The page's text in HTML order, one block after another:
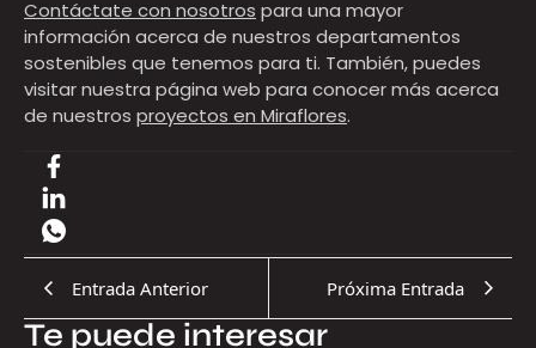
Contáctate con nosotros para una mayor
información acerca de nuestros departamentos
sostenibles que tenemos para ti. También, puedes
visitar nuestra página web para conocer más acerca
de nuestros proyectos en Miraflores.
Entrada Anterior Próxima Entrada
Te puede interesar